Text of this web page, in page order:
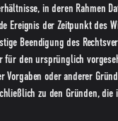
in deren Rahmen
Ereignis der Zeitpunkt des
Beendigung des
für den ursprünglich
Vorgaben oder anderer
zu den Gründen, die